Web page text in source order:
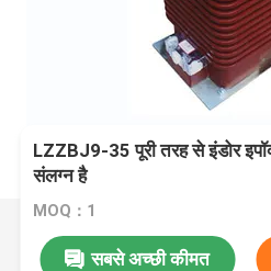
LZZBJ9-35 पूरी तरह से इंडोर
संलग्न है
MOQ：1
सबसे अच्छी कीमत